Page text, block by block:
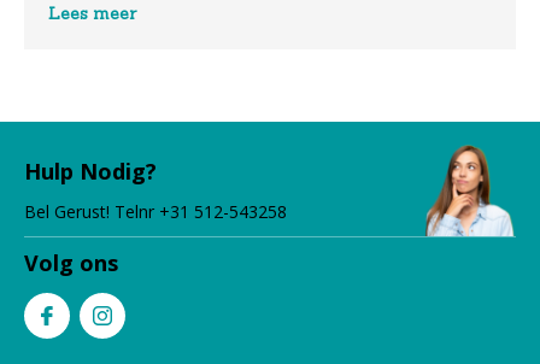
te werken, zijn we in staat om de beste gereedschappen
Niet voor niets is de JRL 2020C verkozen tot beste
professionele tondeuse in de USA in 2021
Lees meer
Hulp Nodig?
Bel Gerust! Telnr +31 512-543258
Volg ons